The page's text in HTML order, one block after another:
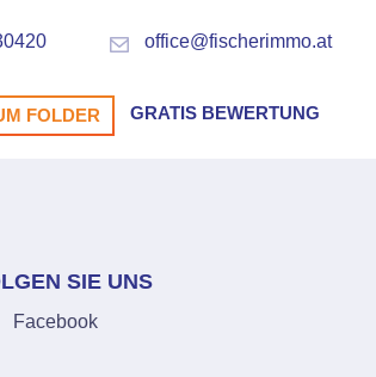
office@fischerimmo.at
FOLDER GRATIS BEWERTUNG
SIE UNS
Facebook